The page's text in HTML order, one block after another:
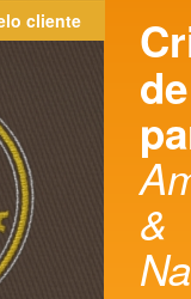
cliente
de
&